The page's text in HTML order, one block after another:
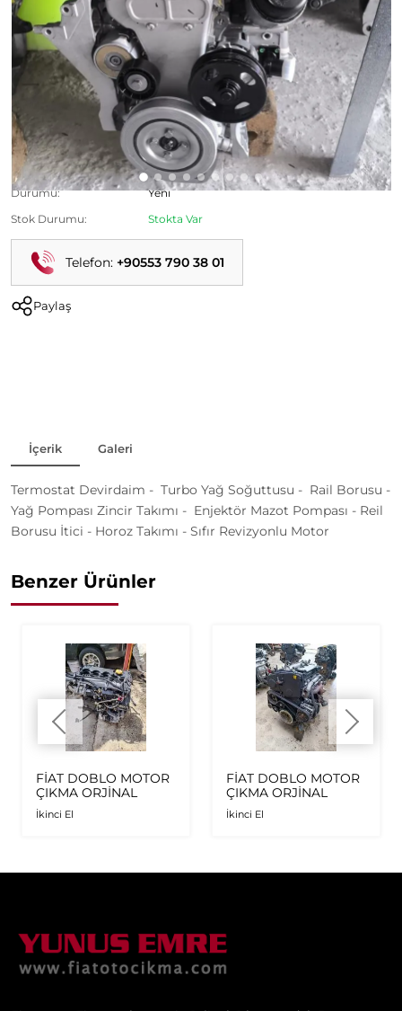
Ürün Kodu:
Kategori:
Doblo Çıkma Parça
Durumu:
Yeni
Stok Durumu:
Stokta Var
Telefon: +90553 790 38 01
Paylaş
İçerik Galeri
Termostat Devirdaim - Turbo Yağ Soğuttusu - Rail Borusu -
Yağ Pompası Zincir Takımı - Enjektör Mazot Pompası - Reil
Borusu İtici - Horoz Takımı - Sıfır Revizyonlu Motor
Benzer Ürünler
FİAT DOBLO MOTOR
ÇIKMA ORJİNAL
İkinci El
FİAT DOBLO MOTOR
ÇIKMA ORJİNAL
İkinci El